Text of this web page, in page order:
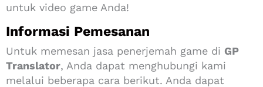
untuk video game Anda!
Informasi Pemesanan
Untuk memesan jasa penerjemah game di GP
Translator, Anda dapat menghubungi kami
melalui beberapa cara berikut. Anda dapat